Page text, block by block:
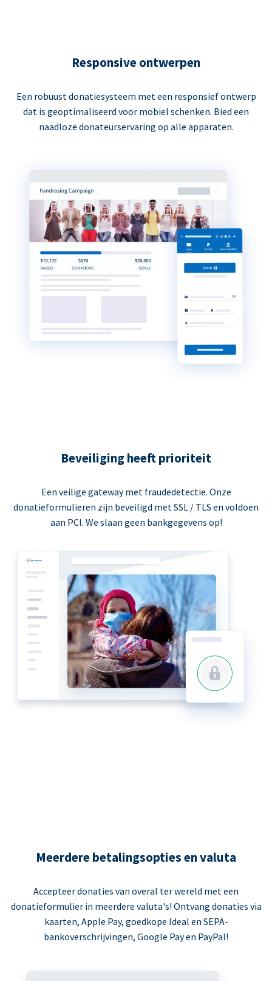
Responsive ontwerpen
Een robuust donatiesysteem met een responsief ontwerp
dat is geoptimaliseerd voor mobiel schenken. Bied een
naadloze donateurservaring op alle apparaten.
Beveiliging heeft prioriteit
Een veilige gateway met fraudedetectie. Onze
donatieformulieren zijn beveiligd met SSL / TLS en voldoen
aan PCI. We slaan geen bankgegevens op!
Meerdere betalingsopties en valuta
Accepteer donaties van overal ter wereld met een
donatieformulier in meerdere valuta's! Ontvang donaties via
kaarten, Apple Pay, goedkope Ideal en SEPA-
bankoverschrijvingen, Google Pay en PayPal!